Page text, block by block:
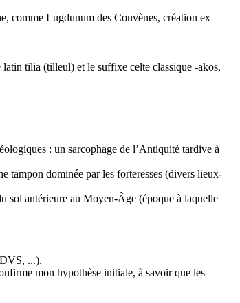
comme Lugdunum des Convènes, création ex
tilia (tilleul) et le suffixe celte classique -akos,
: un sarcophage de l’Antiquité tardive à
tampon dominée par les forteresses (divers lieux-
sol antérieure au Moyen-Âge (époque à laquelle
...).
mon hypothèse initiale, à savoir que les